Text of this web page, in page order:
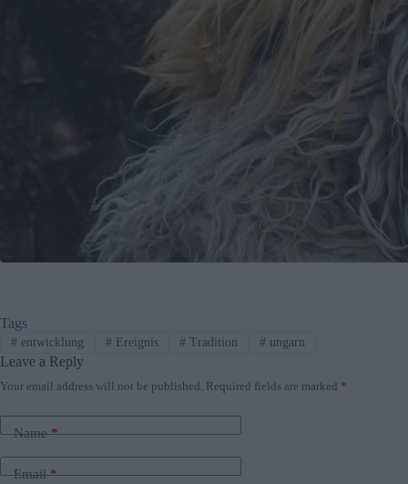
Tags
#entwicklung #Ereignis # Tradition # ungarn
Leave a Reply
Your email address will not be published. Required fields are marked *
Name*
Email*